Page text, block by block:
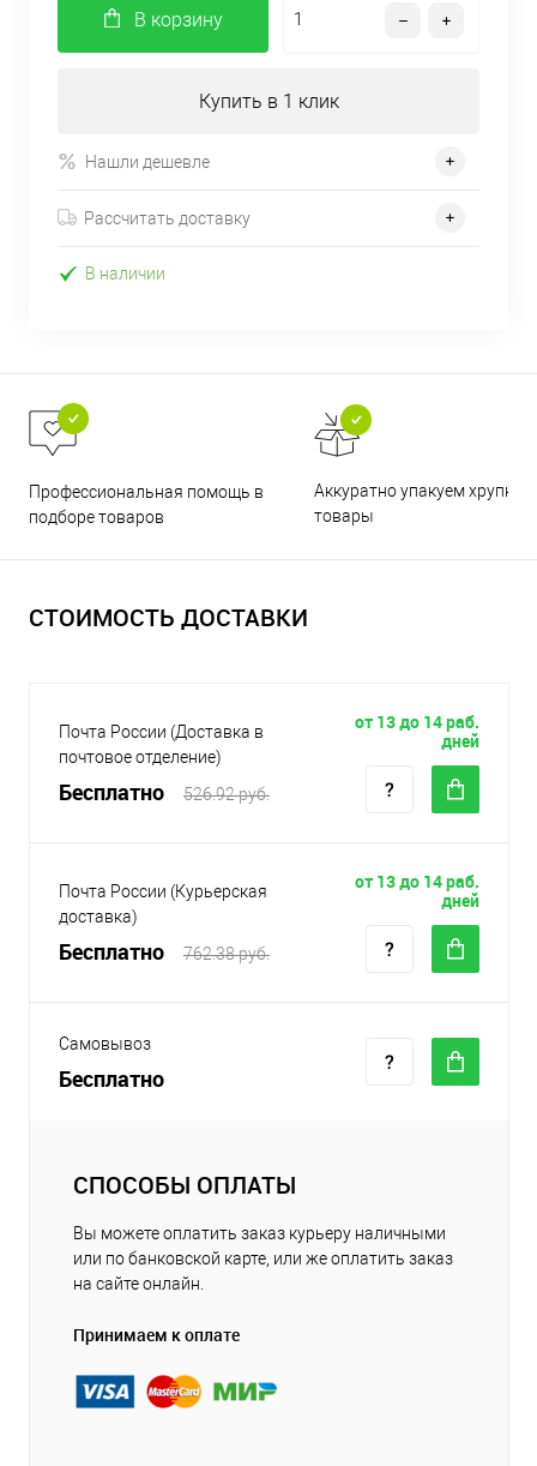
В корзину
Купить в 1 клик
Нашли дешевле
Рассчитать доставку
В наличии
Профессиональная помощь в
подборе товаров
Аккуратно упакуем хрупкие
товары
СТОИМОСТЬ ДОСТАВКИ
Почта России (Доставка в
почтовое отделение)
Бесплатно 526.92 руб.
от 13 до 14 раб.
дней
Почта России (Курьерская
доставка)
Бесплатно 762.38 руб.
от 13 до 14 раб.
дней
Самовывоз
Бесплатно
СПОСОБЫ ОПЛАТЫ
Вы можете оплатить заказ курьеру наличными
или по банковской карте, или же оплатить заказ
на сайте онлайн.
Принимаем к оплате